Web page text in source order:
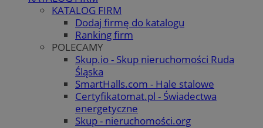
KATALOG FIRM
Dodaj firmę do katalogu
Ranking firm
POLECAMY
Skup.io - Skup nieruchomości Ruda
Śląska
SmartHalls.com - Hale stalowe
Certyfikatomat.pl - Świadectwa
energetyczne
Skup - nieruchomości.org